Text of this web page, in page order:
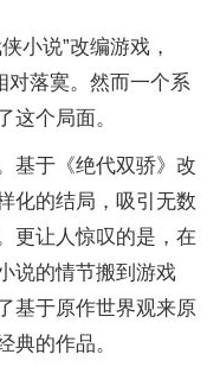
小说”改编游戏，
对落寞。然而一个系
这个局面。
基于《绝代双骄》改
化的结局，吸引无数
更让人惊叹的是，在
说的情节搬到游戏
基于原作世界观来原
典的作品。